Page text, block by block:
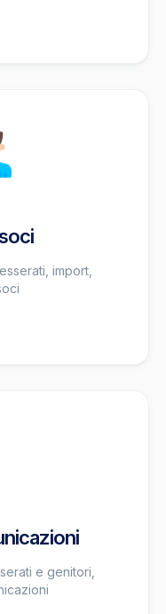
import,
e genitori,